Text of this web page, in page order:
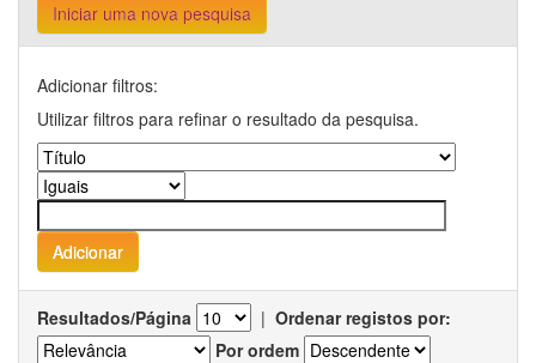
Iniciar uma nova pesquisa
Adicionar filtros:
Utilizar filtros para refinar o resultado da pesquisa.
Resultados/Página | Ordenar registos por:
Por ordem